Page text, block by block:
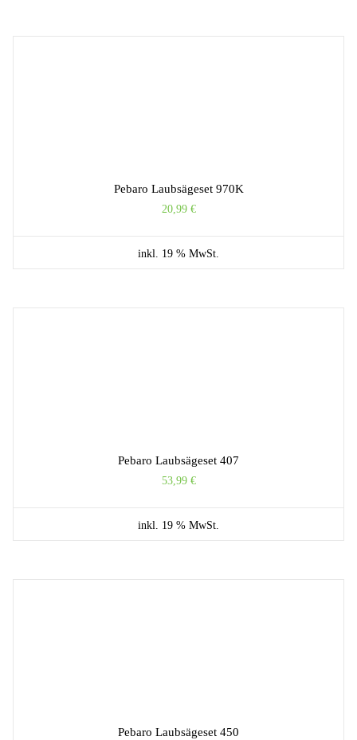
Pebaro Laubsägeset 970K
20,99 €
inkl. 19 % MwSt.
Pebaro Laubsägeset 407
53,99 €
inkl. 19 % MwSt.
Pebaro Laubsägeset 450